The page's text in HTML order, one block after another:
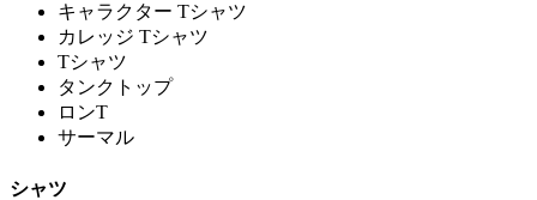
キャラクター Tシャツ
カレッジ Tシャツ
Tシャツ
タンクトップ
ロンT
サーマル
シャツ